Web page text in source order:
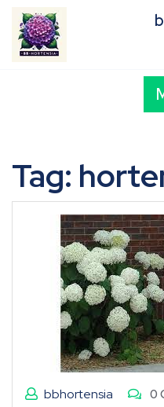
content
Tag:
bbhortensia 0